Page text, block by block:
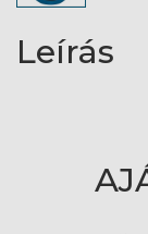
Leírás